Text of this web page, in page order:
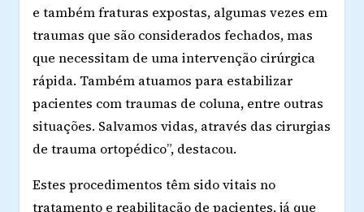
e também fraturas expostas, algumas vezes em
traumas que são considerados fechados, mas
que necessitam de uma intervenção cirúrgica
rápida. Também atuamos para estabilizar
pacientes com traumas de coluna, entre outras
situações. Salvamos vidas, através das cirurgias
de trauma ortopédico”, destacou.
Estes procedimentos têm sido vitais no
tratamento e reabilitação de pacientes, já que